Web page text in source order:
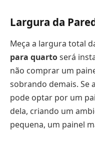
Largura da
Meça a largura total
para quartoserá
não comprar um
sobrando demais. Se
pode optar por um
dela, criando um
pequena, um painel